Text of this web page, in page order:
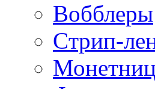
Вобблеры
Cтрип-